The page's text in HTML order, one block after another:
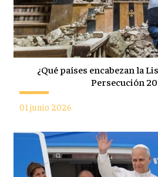
¿Qué países encabezan la
Persecución
01 junio 2026